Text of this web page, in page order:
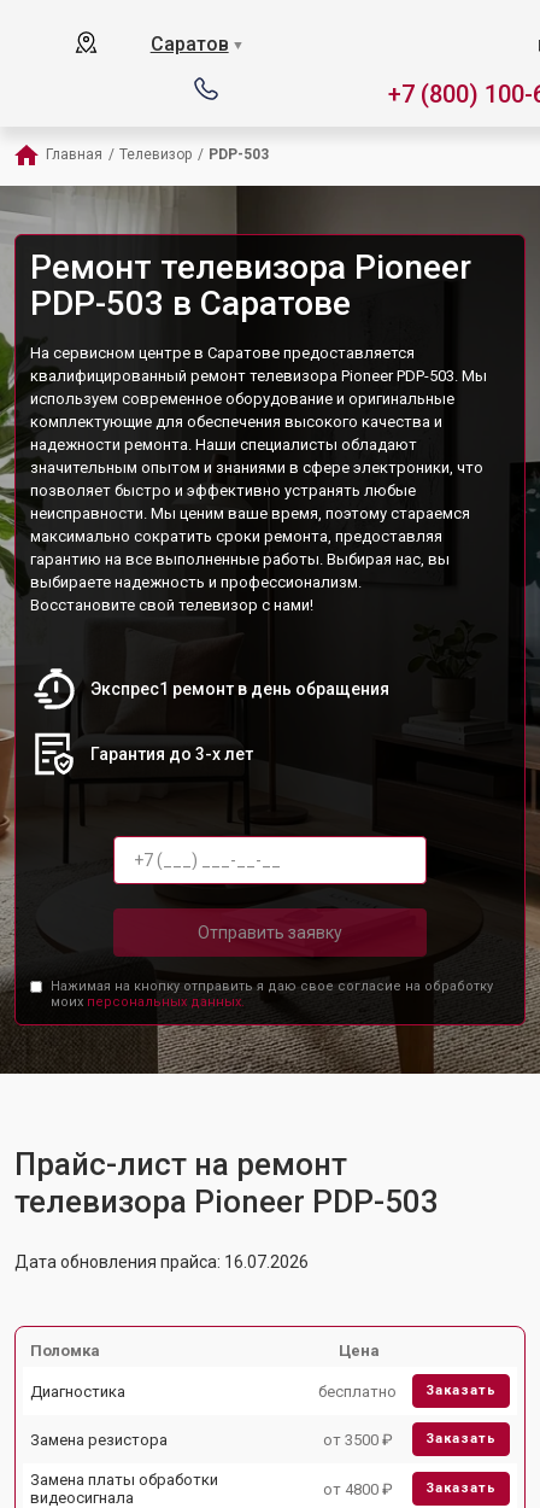
Саратов ▼
+7 (800) 100-
Главная / Телевизор / PDP-503
Ремонт телевизора Pioneer
PDP-503 в Саратове
На сервисном центре в Саратове предоставляется
квалифицированный ремонт телевизора Pioneer PDP-503. Мы
используем современное оборудование и оригинальные
комплектующие для обеспечения высокого качества и
надежности ремонта. Наши специалисты обладают
значительным опытом и знаниями в сфере электроники, что
позволяет быстро и эффективно устранять любые
неисправности. Мы ценим ваше время, поэтому стараемся
максимально сократить сроки ремонта, предоставляя
гарантию на все выполненные работы. Выбирая нас, вы
выбираете надежность и профессионализм.
Восстановите свой телевизор с нами!
Экспрес1 ремонт в день обращения
Гарантия до 3-х лет
Отправить заявку
Нажимая на кнопку отправить я даю свое согласие на обработку
моих персональных данных.
Прайс-лист на ремонт
телевизора Pioneer PDP-503
Дата обновления прайса: 16.07.2026
Поломка Цена
Диагностика бесплатно Заказать
Замена резистора от 3500 ₽ Заказать
Замена платы обработки
видеосигнала
от 4800 ₽ Заказать